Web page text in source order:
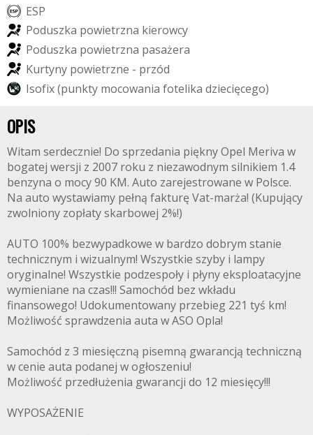
ESP
Poduszka powietrzna kierowcy
Poduszka powietrzna pasażera
Kurtyny powietrzne - przód
Isofix(punkty mocowania fotelika dziecięcego)
OPIS
Witam serdecznie! Do sprzedania piękny Opel Meriva w
bogatej wersji z 2007 roku z niezawodnym silnikiem 1.4
benzyna o mocy 90 KM. Auto zarejestrowane w Polsce.
Na auto wystawiamy pełną fakturę Vat-marża! (Kupujący
zwolniony zopłaty skarbowej 2%!)
AUTO 100% bezwypadkowe w bardzo dobrym stanie
technicznym i wizualnym! Wszystkie szyby i lampy
oryginalne! Wszystkie podzespoły i płyny eksploatacyjne
wymieniane na czas!!! Samochód bez wkładu
finansowego! Udokumentowany przebieg 221 tyś km!
Możliwość sprawdzenia auta w ASO Opla!
Samochód z 3 miesięczną pisemną gwarancją techniczną
w cenie auta podanej w ogłoszeniu!
Możliwość przedłużenia gwarancji do 12 miesięcy!!!
WYPOSAŻENIE